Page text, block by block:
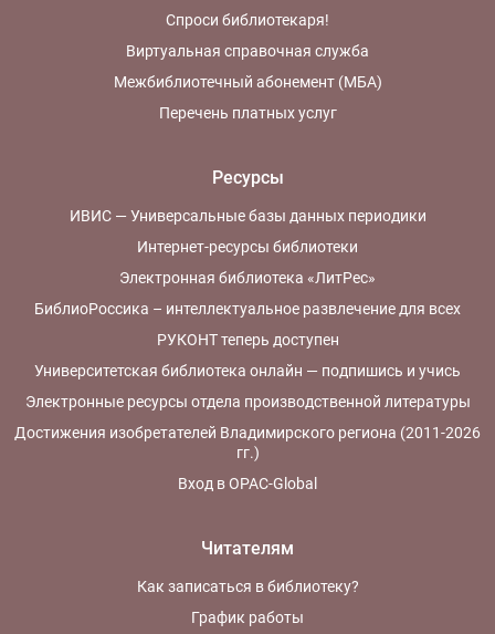
Спроси библиотекаря!
Виртуальная справочная служба
Межбиблиотечный абонемент (МБА)
Перечень платных услуг
Ресурсы
ИВИС — Универсальные базы данных периодики
Интернет-ресурсы библиотеки
Электронная библиотека «ЛитРес»
БиблиоРоссика – интеллектуальное развлечение для всех
РУКОНТ теперь доступен
Университетская библиотека онлайн — подпишись и учись
Электронные ресурсы отдела производственной литературы
Достижения изобретателей Владимирского региона (2011-2026
гг.)
Вход в OPAC-Global
Читателям
Как записаться в библиотеку?
График работы